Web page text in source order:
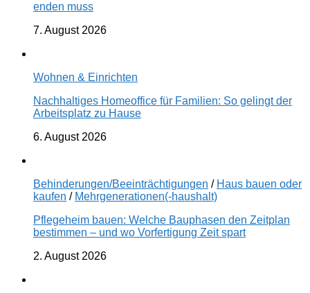
enden muss
7. August 2026
Wohnen & Einrichten
Nachhaltiges Homeoffice für Familien: So gelingt der
Arbeitsplatz zu Hause
6. August 2026
Behinderungen/Beeinträchtigungen / Haus bauen oder
kaufen / Mehrgenerationen(-haushalt)
Pflegeheim bauen: Welche Bauphasen den Zeitplan
bestimmen – und wo Vorfertigung Zeit spart
2. August 2026